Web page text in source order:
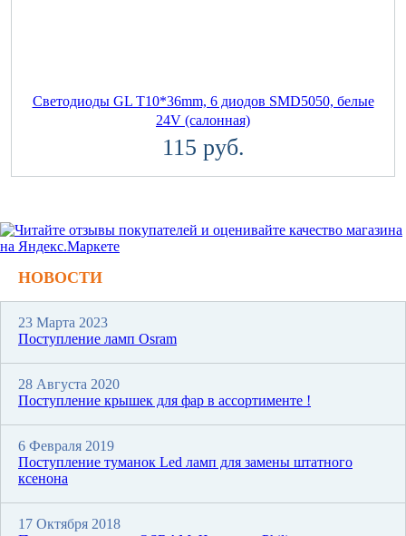
Светодиоды GL T10*36mm, 6 диодов SMD5050, белые
24V (салонная)
115 руб.
НОВОСТИ
23 Марта 2023
Поступление ламп Osram
28 Августа 2020
Поступление крышек для фар в ассортименте !
6 Февраля 2019
Поступление туманок Led ламп для замены штатного
ксенона
17 Октября 2018